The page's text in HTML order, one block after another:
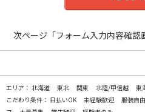
次ページ「フォーム入力内容確認
エリア： 北海道 東北 関東 北陸/甲信越 東
こだわり条件： 日払いOK 未経験歓迎 服装自由